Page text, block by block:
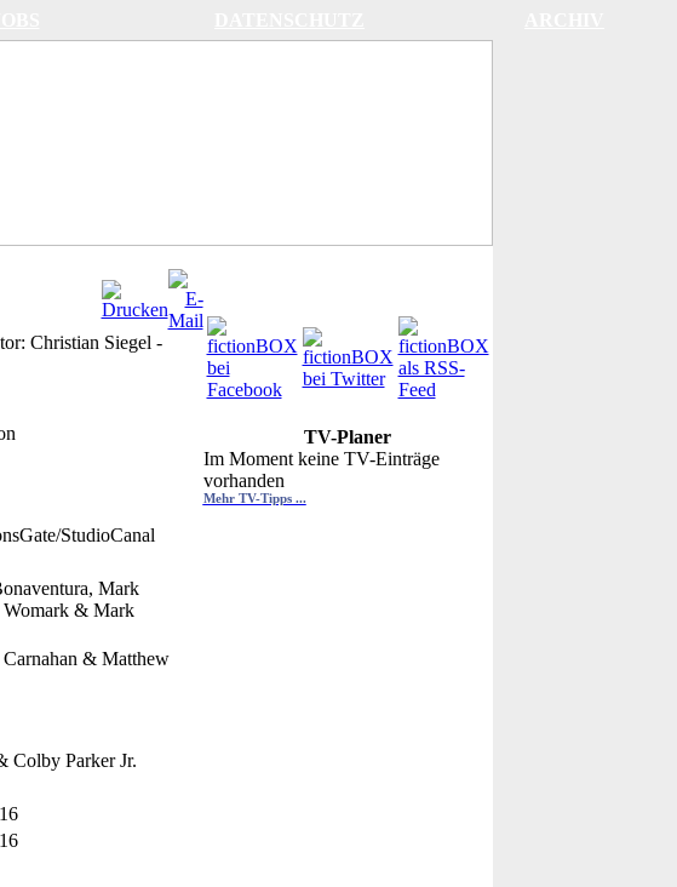
Christian Siegel -
StudioCanal
Mark
& Mark
& Matthew
Colby Parker Jr.
TV-Planer
Im Moment keine TV-Einträge
vorhanden
Mehr TV-Tipps ...